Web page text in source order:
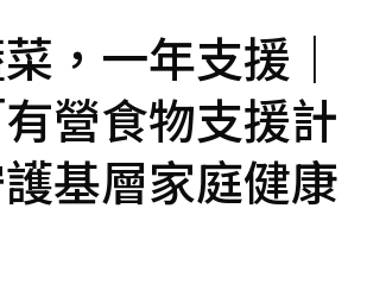
，一年支援｜
營食物支援計
基層家庭健康